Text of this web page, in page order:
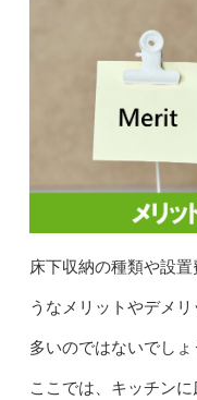
床下収納の種類や設
うなメリットやデメ
多いのではないでしょ
ここでは、キッチン